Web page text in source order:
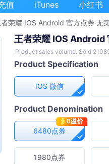
值 iTunes 小红书
者荣耀 IOS Android 官方点券 无
王者荣耀 IOS Android
Product sales volume: Sold
Product Specification
IOS 微信
Product Denomination
6480点券
1980点券